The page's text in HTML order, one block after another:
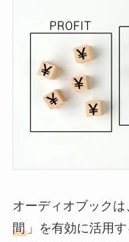
オーディオブックは
間」を有効に活用